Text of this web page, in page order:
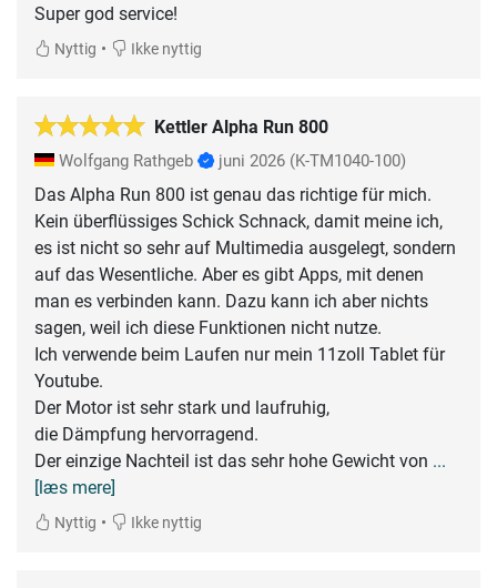
Super god service!
Nyttig • Ikke nyttig
Kettler Alpha Run 800
Wolfgang Rathgeb juni 2026 (K-TM1040-100)
Das Alpha Run 800 ist genau das richtige für mich.
Kein überflüssiges Schick Schnack, damit meine ich,
es ist nicht so sehr auf Multimedia ausgelegt, sondern
auf das Wesentliche. Aber es gibt Apps, mit denen
man es verbinden kann. Dazu kann ich aber nichts
sagen, weil ich diese Funktionen nicht nutze.
Ich verwende beim Laufen nur mein 11zoll Tablet für
Youtube.
Der Motor ist sehr stark und laufruhig,
die Dämpfung hervorragend.
Der einzige Nachteil ist das sehr hohe Gewicht von ...
[læs mere]
Nyttig • Ikke nyttig